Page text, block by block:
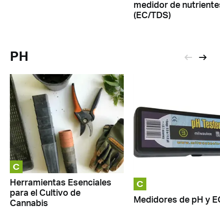
medidor de
(EC/TDS)
PH
C
Herramientas Esenciales
para el Cultivo de
Cannabis
C
Medidores de pH y